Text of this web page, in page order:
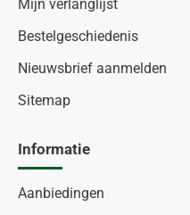
Mijn verlanglijst
Bestelgeschiedenis
Nieuwsbrief aanmelden
Sitemap
Informatie
Aanbiedingen